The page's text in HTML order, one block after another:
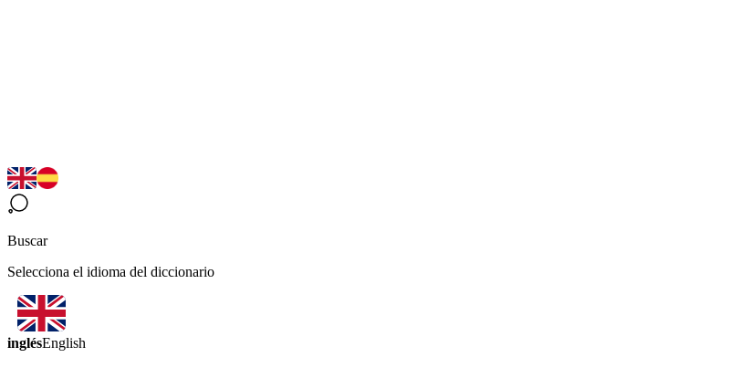
Buscar
Selecciona el idioma del diccionario
inglésEnglish